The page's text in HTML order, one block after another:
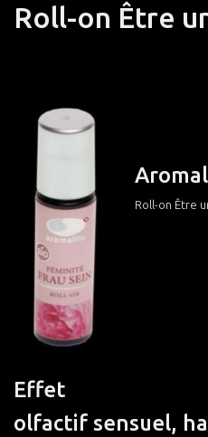
Roll-on Être
Roll-on Être
Effet
olfactif sensuel,